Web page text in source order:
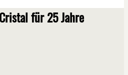
für 25 Jahre